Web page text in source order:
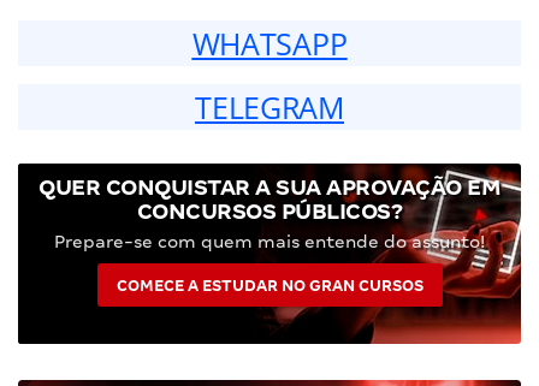
WHATSAPP
TELEGRAM
QUER CONQUISTAR A SUA APROVAÇÃO EM
CONCURSOS PÚBLICOS?
Prepare-se com quem mais entende do assunto!
COMECE A ESTUDAR NO GRAN CURSOS